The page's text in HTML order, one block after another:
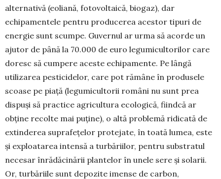
alternativă (eoliană, fotovoltaică, bio­gaz), dar
echipamentele pentru producerea acestor tipuri de
energie sunt scumpe. Guvernul ar urma să acorde un
ajutor de până la 70.000 de euro legumi­cultorilor care
doresc să cumpere aceste e­chi­­pa­mente. Pe lângă
utilizarea pesticidelor, care pot rămâne în pro­­­­du­sele
scoase pe pia­­ță (legu­micultorii români nu sunt prea
dispuși să practice a­gri­­­cultura eco­logică, fiindcă ar
obține re­col­te mai pu­ține­), o altă proble­mă ridicată de
extinderea suprafe­țe­lor protejate, în toată lumea, este
și exploa­ta­rea intensă a turbă­rii­lor, pentru sub­stratul
necesar înrădă­cinării plantelor în u­ne­le sere și solarii.
Or, turbăriile sunt de­po­zite imense de car­bon,